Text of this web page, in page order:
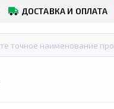
ДОСТАВКА И ОПЛАТА